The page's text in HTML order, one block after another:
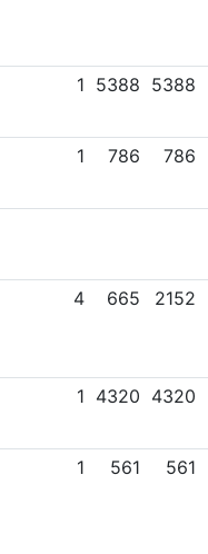
1 5388 5388
1 786 786
4 665 2152
1 4320 4320
1 561 561